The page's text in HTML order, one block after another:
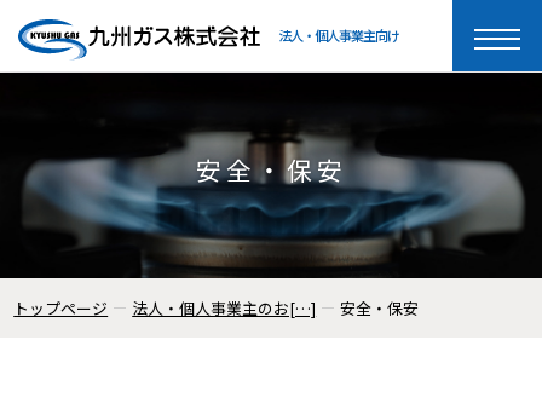
法人・個人事業主向け
toggle
安全・保安
トップページ 法人・個人事業主のお[…] 安全・保安